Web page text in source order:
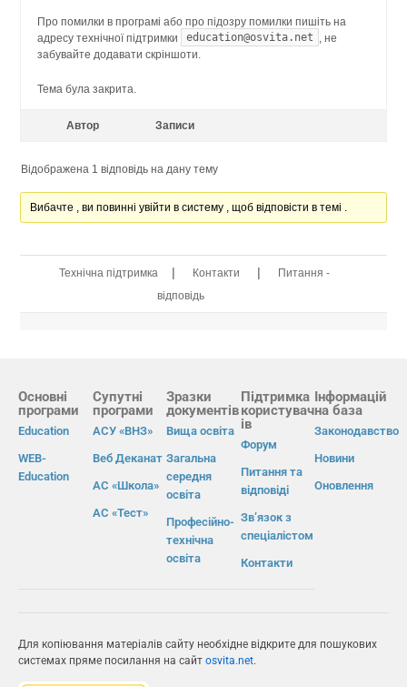
Про помилки в програмі або про підозру помилки пишіть на
адресу технічної підтримки
education@osvita.net , не
забувайте додавати скріншоти.
Тема була закрита.
Автор Записи
Відображена 1 відповідь на дану тему
Вибачте , ви повинні увійти в систему , щоб відповісти в темі .
Технічна підтримка | Контакти |
Питання -
відповідь
Основні
програми
Education
WEB-
Education
Супутні
програми
АСУ «ВНЗ»
Веб Деканат
АС «Школа»
АС «Тест»
Зразки
документів
Вища освіта
Загальна
середня
освіта
Професійно-
технічна
освіта
Підтримка
користувач
ів
Форум
Питання та
відповіді
Зв’язок з
спеціалістом
Контакти
Інформацій
на база
Законодавство
Новини
Оновлення
Для копіювання матеріалів сайту необхідне відкрите для пошукових
системах пряме посилання на сайт osvita.net.